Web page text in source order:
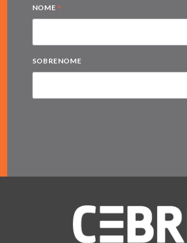
NOME *
SOBRENOME